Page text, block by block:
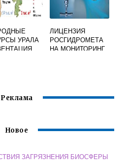
УРАЛА
ЛИЦЕНЗИЯ
РОСГИДРОМЕТА
НА МОНИТОРИНГ
Реклама
Новое
ЗАГРЯЗНЕНИЯ БИОСФЕРЫ